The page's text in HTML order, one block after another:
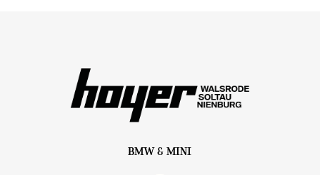
BMW & MINI